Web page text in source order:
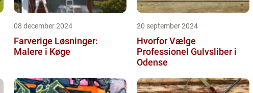
08 december 2024
Farverige Løsninger:
Malere i Køge
20 september 2024
Hvorfor Vælge
Professionel Gulvsliber i
Odense